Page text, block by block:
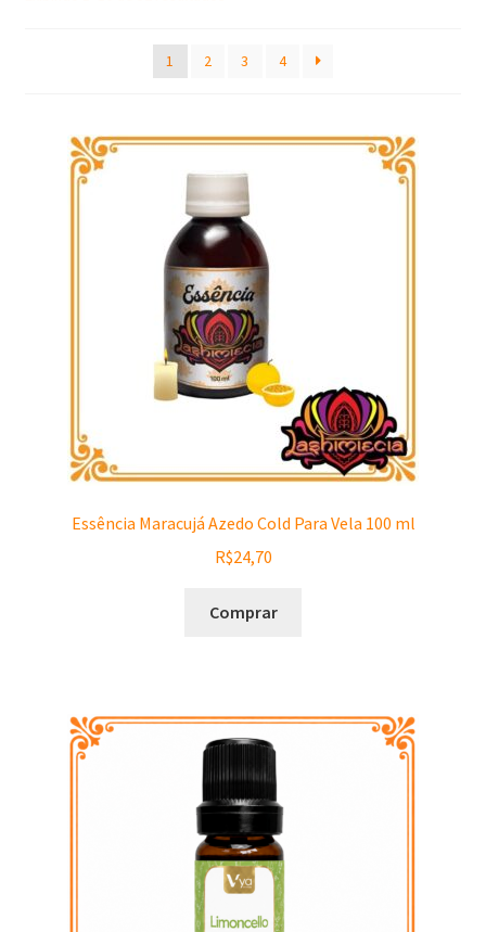
Matéria Prima
Corante, Pigmento e Óxido
Insumos para Vela
1
2 3 4
Essência Maracujá Azedo Cold Para Vela 100 ml
R$24,70
Comprar